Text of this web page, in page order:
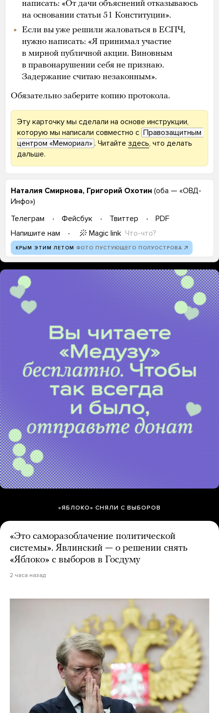
написать: «От дачи объяснений отказываюсь
на основании статьи 51 Конституции».
Если вы уже решили жаловаться в ЕСПЧ,
нужно написать: «Я принимал участие
в мирной публичной акции. Виновным
в правонарушении себя не признаю.
Задержание считаю незаконным».
Обязательно заберите копию протокола.
Эту карточку мы сделали на основе инструкции,
которую мы написали совместно с Правозащитным
центром «Мемориал» . Читайте здесь, что делать
дальше.
Наталия Смирнова, Григорий Охотин (оба — «ОВД-
Инфо»)
Телеграм
Фейсбук Твиттер
PDF
Напишите нам
Magic link Что-что?
КРЫМ ЭТИМ ЛЕТОМ ФОТО ПУСТУЮЩЕГО ПОЛУОСТРОВА
«ЯБЛОКО» СНЯЛИ С ВЫБОРОВ
«Это саморазоблачение политической
системы». Явлинский — о решении снять
«Яблоко» с выборов в Госдуму
2 часа назад